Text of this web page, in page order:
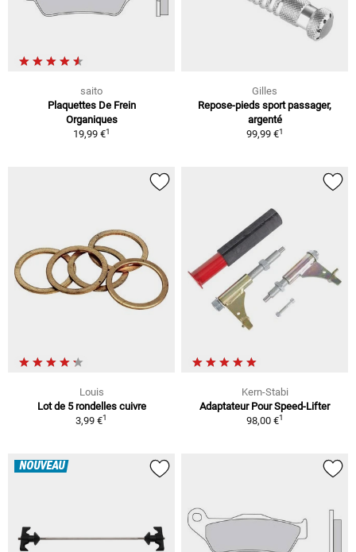
saito
Plaquettes De Frein
Organiques
19,99 €1
Gilles
Repose-pieds sport passager,
argenté
99,99 €1
Louis
Lot de 5 rondelles cuivre
3,99 €1
Kern-Stabi
Adaptateur Pour Speed-Lifter
98,00 €1
NOUVEAU